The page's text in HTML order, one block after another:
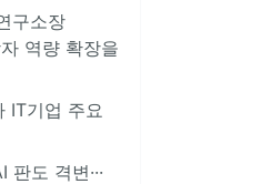
구소장
역량 확장을
IT기업 주요
도 격변···